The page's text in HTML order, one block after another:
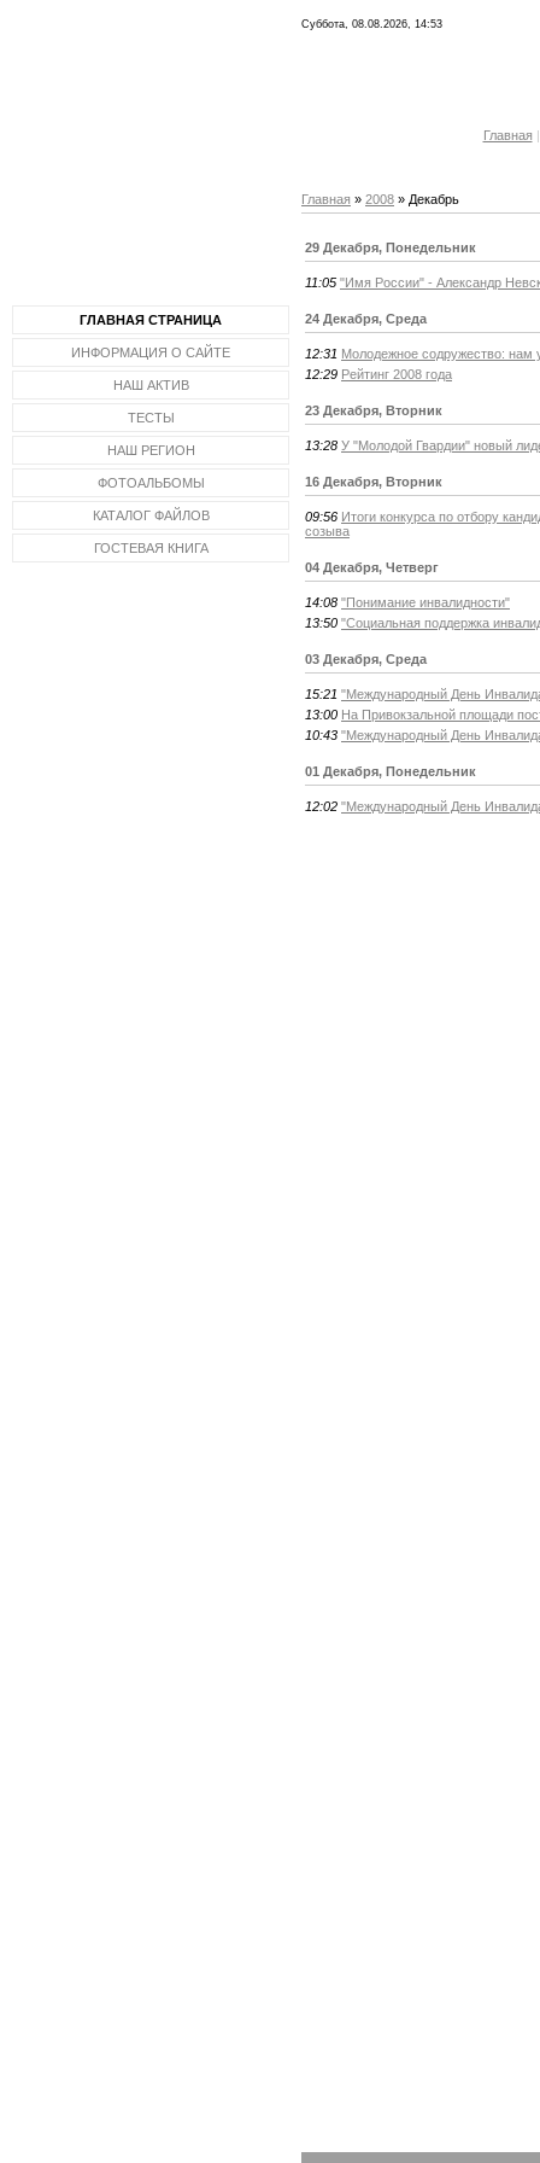
ГЛАВНАЯ СТРАНИЦА
ИНФОРМАЦИЯ О САЙТЕ
НАШ АКТИВ
ТЕСТЫ
НАШ РЕГИОН
ФОТОАЛЬБОМЫ
КАТАЛОГ ФАЙЛОВ
ГОСТЕВАЯ КНИГА
Суббота, 08.08.2026, 14:53
Главная
Главная » 2008 » Декабрь
29 Декабря, Понедельник
11:05 "Имя России" - Александр
24 Декабря, Среда
12:31 Молодежное содружество: нам
12:29 Рейтинг 2008 года
23 Декабря, Вторник
13:28 У "Молодой Гвардии" новый
16 Декабря, Вторник
09:56 Итоги конкурса по отбору
созыва
04 Декабря, Четверг
14:08 "Понимание инвалидности"
13:50 "Социальная поддержка
03 Декабря, Среда
15:21 "Международный День
13:00 На Привокзальной площади
10:43 "Международный День
01 Декабря, Понедельник
12:02 "Международный День